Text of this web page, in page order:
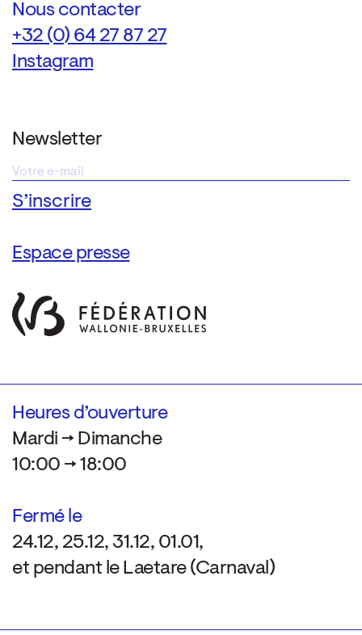
Nous contacter
+32 (0) 64 27 87 27
Instagram
Newsletter
Espace presse
Heures d’ouverture
Mardi → Dimanche
10:00 → 18:00
Fermé le
24.12, 25.12, 31.12, 01.01,
et pendant le Laetare (Carnaval)